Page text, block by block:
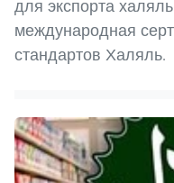
для экспорта
международная
стандартов Халяль.